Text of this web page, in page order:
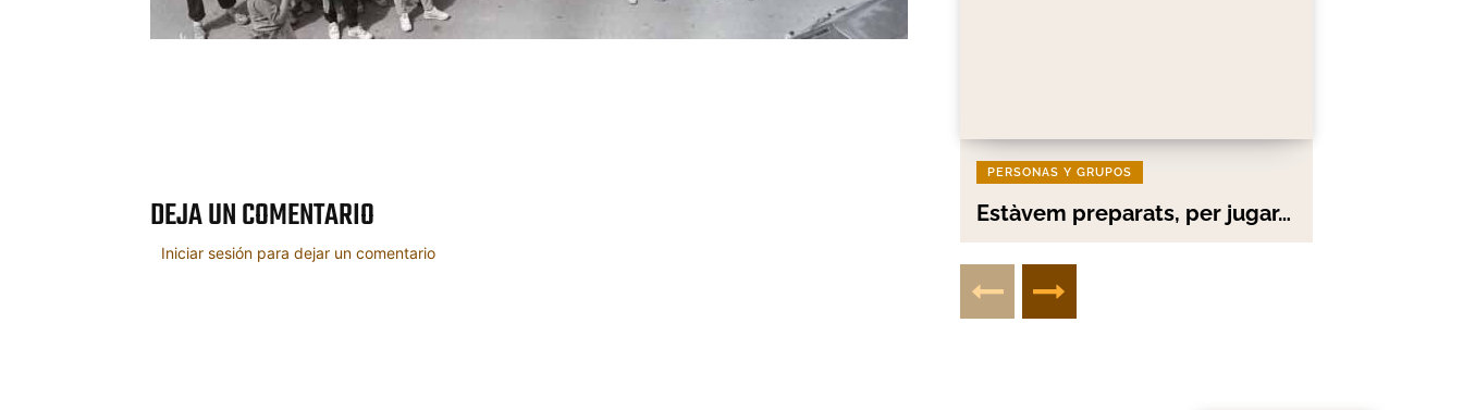
DEJA UN COMENTARIO
Iniciar sesión para dejar un comentario
PERSONAS Y GRUPOS
Estàvem preparats, per jugar…